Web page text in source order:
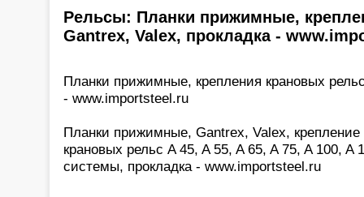
Рельсы: Планки прижимные,
Gantrex, Valex, прокладка -
Планки прижимные, крепления крановых
- www.importsteel.ru
Планки прижимные, Gantrex, Valex, крепление
крановых рельс A 45, A 55, A 65, A 75, A 100, A
системы, прокладка - www.importsteel.ru